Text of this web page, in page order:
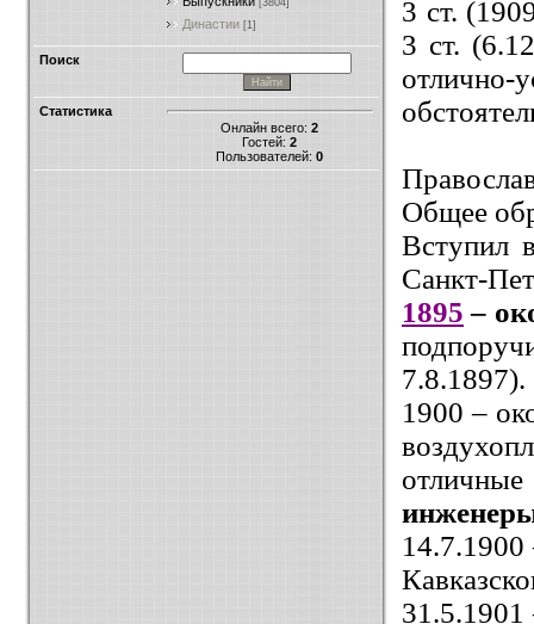
[3804]
Династии [1]
Поиск
Статистика
Онлайн всего: 2
Гостей: 2
Пользователей: 0
3 ст.
3 ст.
Общее
Вступил
Санкт-
1895 –
7.8.1897).
1900 –
14.7.1900
31.5.1901